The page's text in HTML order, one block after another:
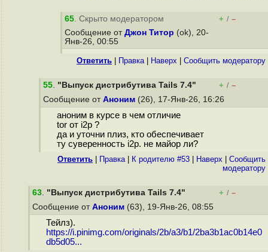
65. Скрыто модератором + / –
Сообщение от Джон Титор (ok), 20-
Янв-26, 00:55
Ответить Правка| Наверх Cообщить модератору
55. "Выпуск дистрибутива Tails 7.4" + / –
Сообщение от Аноним (26), 17-Янв-26, 16:26
аноним в курсе в чем отличие
tor от i2p ?
да и уточни плиз, кто обеспечивает
ту суверенность i2p. не майор ли?
Ответить Правка| К родителю #53 Наверх
Cообщить
модератору
63. "Выпуск дистрибутива Tails 7.4" + / –
Сообщение от Аноним (63), 19-Янв-26, 08:55
Тейлз).
https://i.pinimg.com/originals/2b/a3/b1/2ba3b1ac0b14e0
db5d05...